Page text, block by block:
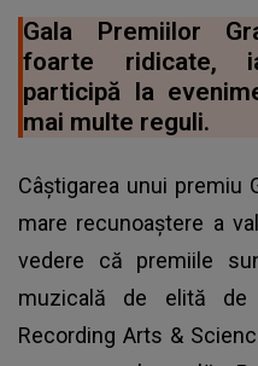
Gala Premiilor
foarte ridicate,
participă la
mai multe reguli.
Câştigarea unui premiu
mare recunoaştere a
vedere că premiile
muzicală de elită de
Recording Arts &